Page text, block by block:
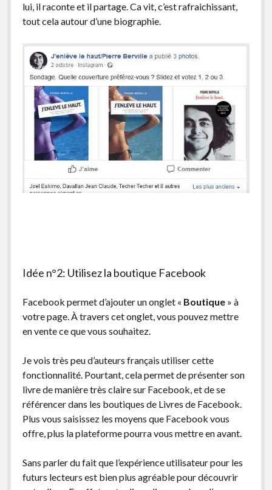
lui, il raconte et il partage. Ca vit, c’est rafraichissant,
tout cela autour d’une biographie.
Idée n°2: Utilisez la boutique Facebook
Facebook permet d’ajouter un onglet « Boutique » à
votre page. À travers cet onglet, vous pouvez mettre
en vente ce que vous souhaitez.
Je vois très peu d’auteurs français utiliser cette
fonctionnalité. Pourtant, cela permet de présenter son
livre de manière très claire sur Facebook, et de se
référencer dans les boutiques de Livres de Facebook.
Plus vous saisissez les moyens que Facebook vous
offre, plus la plateforme pourra vous mettre en avant.
Sans parler du fait que l’expérience utilisateur pour les
futurs lecteurs est bien plus agréable pour découvrir